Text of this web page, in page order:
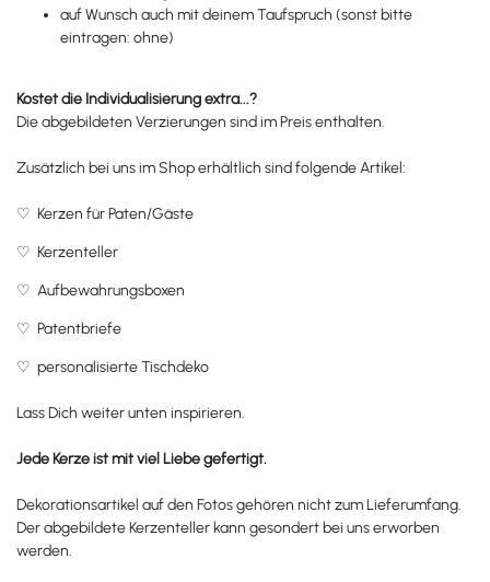
auf Wunsch auch mit deinem Taufspruch (sonst bitte
eintragen: ohne)
Kostet die Individualisierung extra...?
Die abgebildeten Verzierungen sind im Preis enthalten.
Zusätzlich bei uns im Shop erhältlich sind folgende Artikel:
♡ Kerzen für Paten/Gäste
♡ Kerzenteller
♡ Aufbewahrungsboxen
♡ Patentbriefe
♡ personalisierte Tischdeko
Lass Dich weiter unten inspirieren.
Jede Kerze ist mit viel Liebe gefertigt.
Dekorationsartikel auf den Fotos gehören nicht zum Lieferumfang.
Der abgebildete Kerzenteller kann gesondert bei uns erworben
werden.